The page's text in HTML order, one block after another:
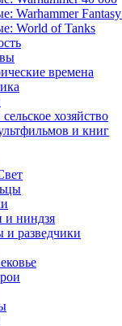
Warhammer
World of Tanks
времена
хозяйство
и книг
и ниндзя
разведчики